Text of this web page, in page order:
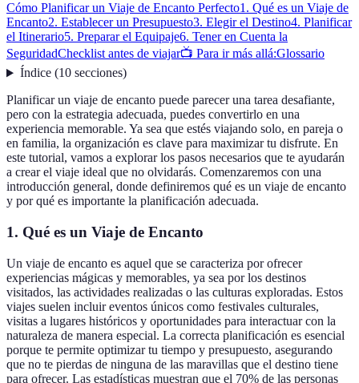
Cómo Planificar un Viaje de Encanto Perfecto1. Qué es un Viaje de
Encanto2. Establecer un Presupuesto3. Elegir el Destino4. Planificar
el Itinerario5. Preparar el Equipaje6. Tener en Cuenta la
SeguridadChecklist antes de viajar📺 Para ir más allá:Glossario
Índice(10 secciones)
Planificar un viaje de encanto puede parecer una tarea desafiante,
pero con la estrategia adecuada, puedes convertirlo en una
experiencia memorable. Ya sea que estés viajando solo, en pareja o
en familia, la organización es clave para maximizar tu disfrute. En
este tutorial, vamos a explorar los pasos necesarios que te ayudarán
a crear el viaje ideal que no olvidarás. Comenzaremos con una
introducción general, donde definiremos qué es un viaje de encanto
y por qué es importante la planificación adecuada.
1. Qué es un Viaje de Encanto
Un viaje de encanto es aquel que se caracteriza por ofrecer
experiencias mágicas y memorables, ya sea por los destinos
visitados, las actividades realizadas o las culturas exploradas. Estos
viajes suelen incluir eventos únicos como festivales culturales,
visitas a lugares históricos y oportunidades para interactuar con la
naturaleza de manera especial. La correcta planificación es esencial
porque te permite optimizar tu tiempo y presupuesto, asegurando
que no te pierdas de ninguna de las maravillas que el destino tiene
para ofrecer. Las estadísticas muestran que el 70% de las personas